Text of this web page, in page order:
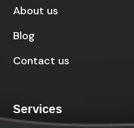
About us
Blog
Contact us
Services